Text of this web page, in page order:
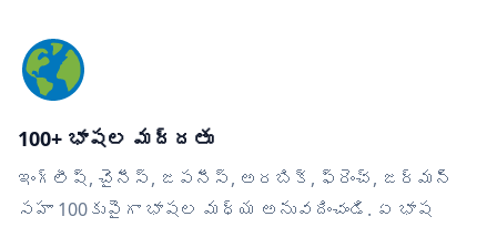
100+ భాషల మద్దతు
ఇంగ్లీష్, చైనీస్, జపనీస్, అరబిక్, ఫ్రెంచ్, జర్మన్
సహా 100కుపైగా భాషల మధ్య అనువదించండి. ఏ భాష